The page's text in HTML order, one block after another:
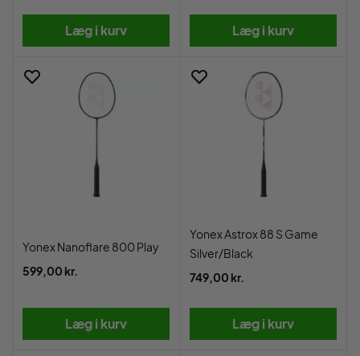
Læg i kurv Læg i kurv
Yonex Nanoflare 800 Play
599,00 kr.
Læg i kurv
Yonex Astrox 88 S Game
Silver/Black
749,00 kr.
Læg i kurv